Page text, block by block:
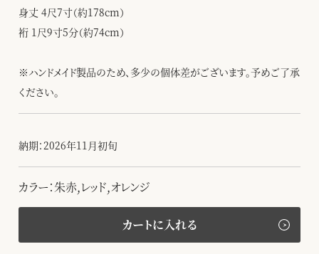
身丈 4尺7寸（約178cm）
裄 1尺9寸5分（約74cm）
※ハンドメイド製品のため、多少の個体差がございます。予めご了承
ください。
納期：2026年11月初旬
カラー：朱赤,レッド,オレンジ
カートに入れる